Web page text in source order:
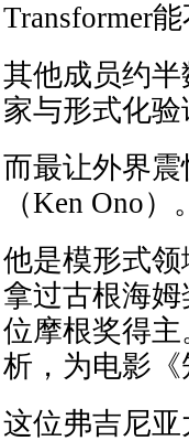
Transformer
其他成员约
家与形式化验
而最让外界
（Ken Ono）。
他是模形式
拿过古根海
位摩根奖得
析，为电影《
这位弗吉尼